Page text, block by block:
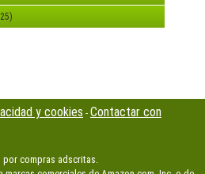
y cookies - Contactar con
compras adscritas.